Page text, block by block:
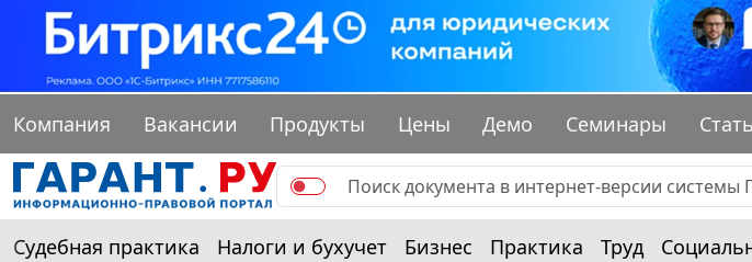
Компания Вакансии Продукты Цены Демо Семинары
Судебная практика Налоги и бухучет Бизнес Практика Труд